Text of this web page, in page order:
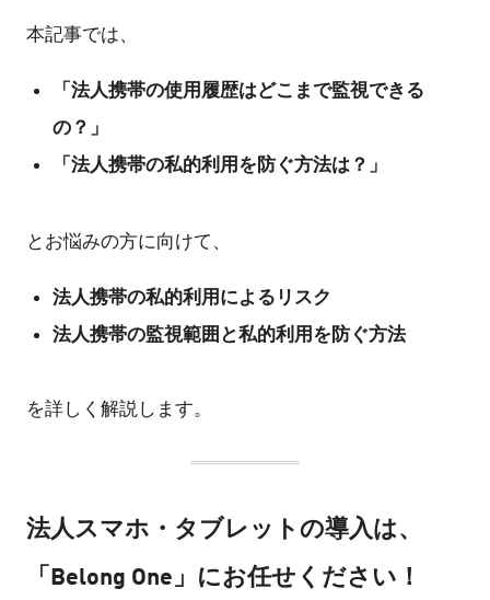
本記事では、
「法人携帯の使用履歴はどこまで監視できる
の？」
「法人携帯の私的利用を防ぐ方法は？」
とお悩みの方に向けて、
法人携帯の私的利用によるリスク
法人携帯の監視範囲と私的利用を防ぐ方法
を詳しく解説します。
法人スマホ・タブレットの導入は、
「Belong One」にお任せください！